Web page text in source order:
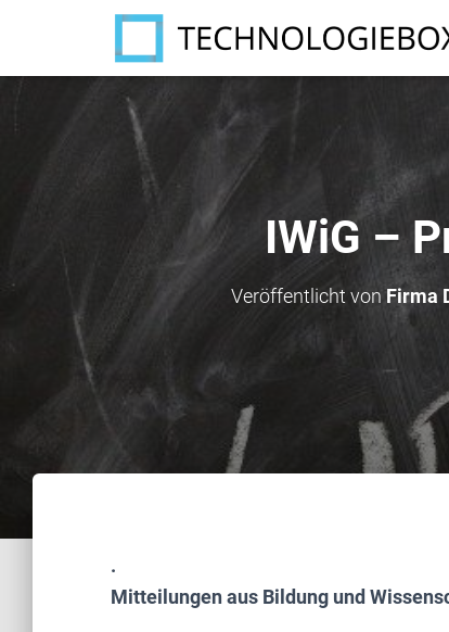
IWiG –
Veröffentlicht von Firma
.
Mitteilungenaus Bildung und